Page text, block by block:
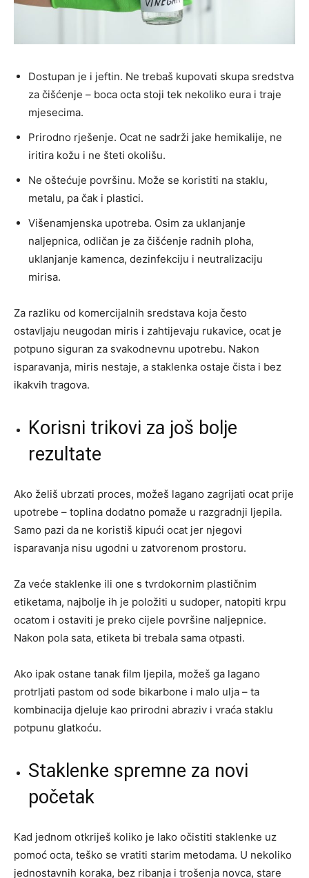
Dostupan je i jeftin. Ne trebaš kupovati skupa sredstva
za čišćenje – boca octa stoji tek nekoliko eura i traje
mjesecima.
Prirodno rješenje. Ocat ne sadrži jake hemikalije, ne
iritira kožu i ne šteti okolišu.
Ne oštećuje površinu. Može se koristiti na staklu,
metalu, pa čak i plastici.
Višenamjenska upotreba. Osim za uklanjanje
naljepnica, odličan je za čišćenje radnih ploha,
uklanjanje kamenca, dezinfekciju i neutralizaciju
mirisa.
Za razliku od komercijalnih sredstava koja često
ostavljaju neugodan miris i zahtijevaju rukavice, ocat je
potpuno siguran za svakodnevnu upotrebu. Nakon
isparavanja, miris nestaje, a staklenka ostaje čista i bez
ikakvih tragova.
Korisni trikovi za još bolje
rezultate
Ako želiš ubrzati proces, možeš lagano zagrijati ocat prije
upotrebe – toplina dodatno pomaže u razgradnji ljepila.
Samo pazi da ne koristiš kipući ocat jer njegovi
isparavanja nisu ugodni u zatvorenom prostoru.
Za veće staklenke ili one s tvrdokornim plastičnim
etiketama, najbolje ih je položiti u sudoper, natopiti krpu
ocatom i ostaviti je preko cijele površine naljepnice.
Nakon pola sata, etiketa bi trebala sama otpasti.
Ako ipak ostane tanak film ljepila, možeš ga lagano
protrljati pastom od sode bikarbone i malo ulja – ta
kombinacija djeluje kao prirodni abraziv i vraća staklu
potpunu glatkoću.
Staklenke spremne za novi
početak
Kad jednom otkriješ koliko je lako očistiti staklenke uz
pomoć octa, teško se vratiti starim metodama. U nekoliko
jednostavnih koraka, bez ribanja i trošenja novca, stare